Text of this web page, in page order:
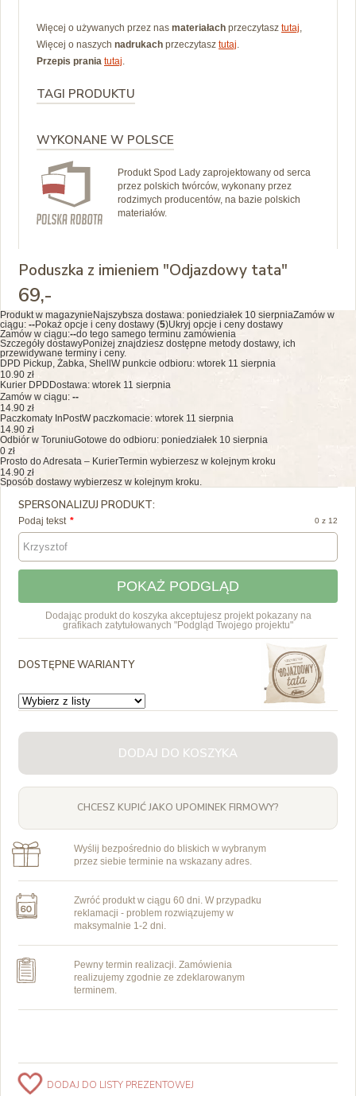
Więcej o używanych przez nas materiałach przeczytasz tutaj,
Więcej o naszych nadrukach przeczytasz tutaj.
Przepis prania tutaj.
TAGI PRODUKTU
WYKONANE W POLSCE
Produkt Spod Lady zaprojektowany od serca
przez polskich twórców, wykonany przez
rodzimych producentów, na bazie polskich
materiałów.
Poduszka z imieniem "Odjazdowy tata"
69,-
Produkt w magazynie Najszybsza dostawa: poniedziałek 10 sierpniaZamów w
ciągu: --Pokaż opcje i ceny dostawy (5)Ukryj opcje i ceny dostawy
Zamów w ciągu:--do tego samego terminu zamówienia
Szczegóły dostawyPoniżej znajdziesz dostępne metody dostawy, ich
przewidywane terminy i ceny.
DPD Pickup, Żabka, Shell W punkcie odbioru: wtorek 11 sierpnia
10.90 zł
Kurier DPD Dostawa: wtorek 11 sierpnia
Zamów w ciągu: --
14.90 zł
Paczkomaty InPostW paczkomacie: wtorek 11 sierpnia
14.90 zł
Odbiór w ToruniuGotowe do odbioru: poniedziałek 10 sierpnia
0 zł
Prosto do Adresata – KurierTermin wybierzesz w kolejnym kroku
14.90 zł
Sposób dostawy wybierzesz w kolejnym kroku.
SPERSONALIZUJ PRODUKT:
Podaj tekst 0 z 12
POKAŻ PODGLĄD
Dodając produkt do koszyka akceptujesz projekt pokazany na
grafikach zatytułowanych "Podgląd Twojego projektu"
DOSTĘPNE WARIANTY
DODAJ DO KOSZYKA
CHCESZ KUPIĆ JAKO UPOMINEK FIRMOWY?
Wyślij bezpośrednio do bliskich w wybranym
przez siebie terminie na wskazany adres.
Zwróć produkt w ciągu 60 dni. W przypadku
reklamacji - problem rozwiązujemy w
maksymalnie 1-2 dni.
Pewny termin realizacji. Zamówienia
realizujemy zgodnie ze zdeklarowanym
terminem.
DODAJ DO LISTY PREZENTOWEJ